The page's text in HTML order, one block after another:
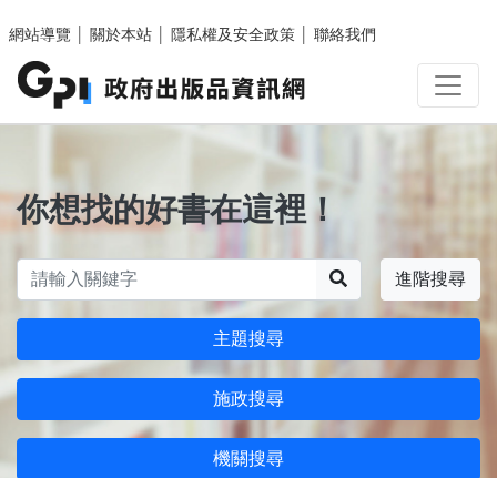
網站導覽
關於本站 隱私權及安全政策 聯絡我們
你想找的好書在這裡！
進階搜尋
主題搜尋
施政搜尋
機關搜尋